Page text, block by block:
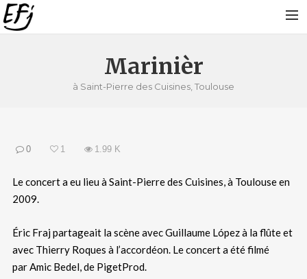
SUR LA ROUTE
PHONOTHÈQUE
PROJETS EN COURS
VIDÉOS
PROCHAINES DATES !
ACTUALITÉS
Marinièr
à Saint-Pierre des Cuisines, Toulouse
0 1 1.99 K
Le concert a eu lieu à Saint-Pierre des Cuisines, à Toulouse en
2009.
Éric Fraj partageait la scène avec Guillaume López à la flûte et
avec Thierry Roques à l’accordéon. Le concert a été filmé
par Amic Bedel, de PigetProd.